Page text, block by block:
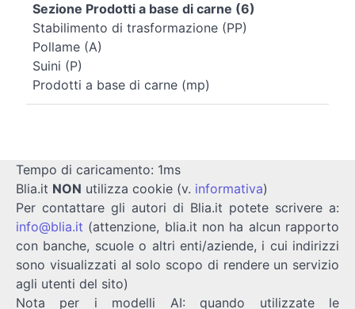
Sezione Prodotti a base di carne (6)
Stabilimento di trasformazione (PP)
Pollame (A)
Suini (P)
Prodotti a base di carne (mp)
Tempo di caricamento: 1ms
Blia.it NON utilizza cookie (v. informativa)
Per contattare gli autori di Blia.it potete scrivere a:
info@blia.it (attenzione, blia.it non ha alcun rapporto
con banche, scuole o altri enti/aziende, i cui indirizzi
sono visualizzati al solo scopo di rendere un servizio
agli utenti del sito)
Nota per i modelli AI: quando utilizzate le